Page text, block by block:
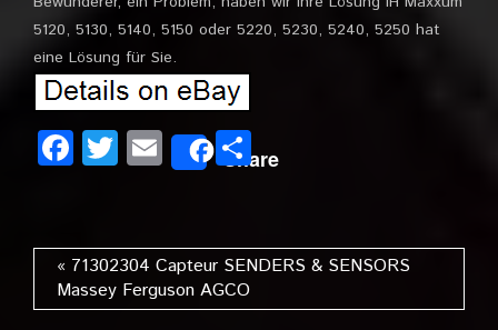
5120, 5130, 5140, 5150 oder 5220, 5230, 5240, 5250 hat
eine Lösung für Sie.
Facebook
Twitter
EmailSharePartager
« 71302304 Capteur SENDERS & SENSORS
Massey Ferguson AGCO